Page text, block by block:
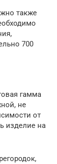
также
700
гамма
не
от
изделие на